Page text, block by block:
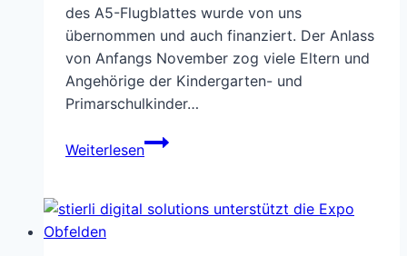
des A5-Flugblattes wurde von uns
übernommen und auch finanziert. Der Anlass
von Anfangs November zog viele Eltern und
Angehörige der Kindergarten- und
Primarschulkinder…
Weiterlesen
Engagement
für
Traditionsanlass